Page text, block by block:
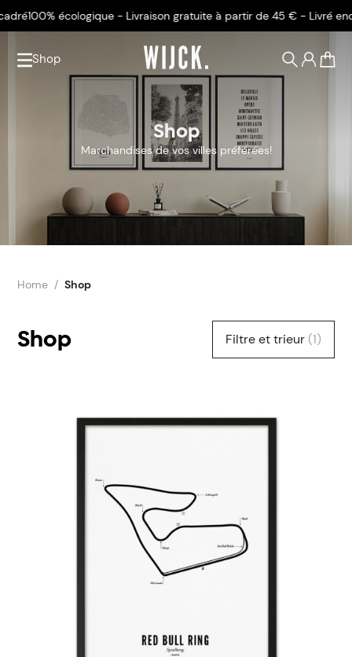
écologique - Livraison gratuite à partir de 45 € - Livré encadré
Shop
Shop
Marchandises de vos villes préférées!
Home Shop
Shop Filtre et trieur (1)